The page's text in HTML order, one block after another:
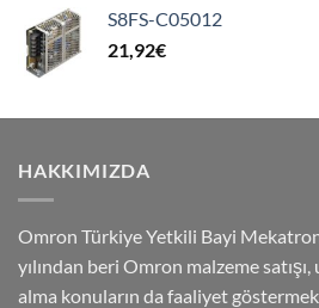
S8FS-C05012
21,92€
HAKKIMIZDA
Omron Türkiye Yetkili Bayi
yılından beri Omron malzeme
alma konuların da faaliyet